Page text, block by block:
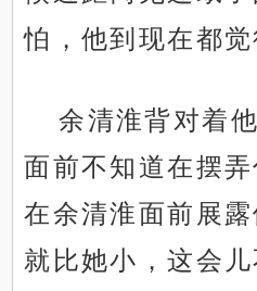
怕，他到现在都觉
余清淮背对着
面前不知道在摆
在余清淮面前展
就比她小，这会